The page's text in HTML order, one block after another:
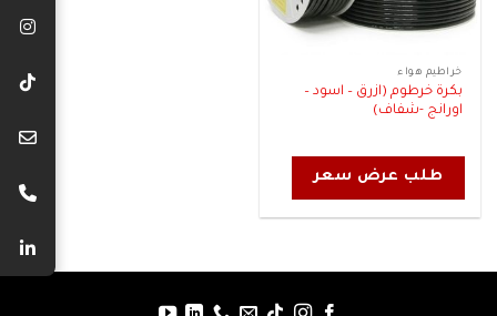
خراطيم هواء
بكرة خرطوم (ازرق – اسود –
اورانج -شفاف)
طلب عرض سعر